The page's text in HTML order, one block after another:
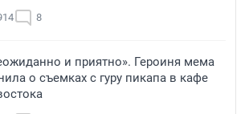
8
и приятно». Героиня мема
о съемках с гуру пикапа в кафе